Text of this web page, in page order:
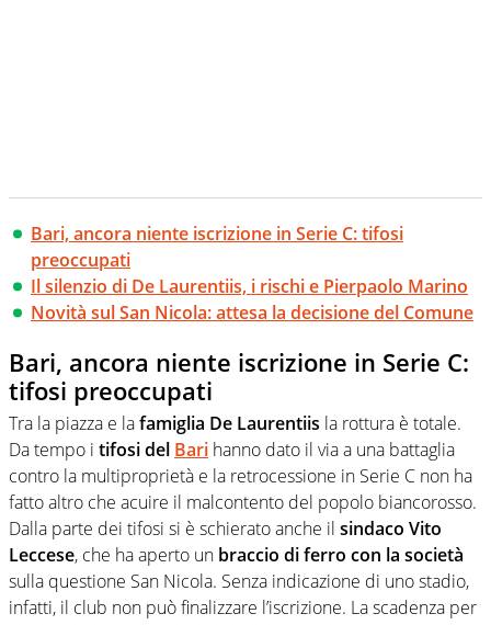
Bari, ancora niente iscrizione in Serie C: tifosi
preoccupati
Il silenzio di De Laurentiis, i rischi e Pierpaolo Marino
Novità sul San Nicola: attesa la decisione del Comune
Bari, ancora niente iscrizione in Serie C:
tifosi preoccupati
Tra la piazza e lafamiglia De Laurentiis la rottura è totale.
Da tempo i tifosi del Bari hanno dato il via a una battaglia
contro la multiproprietà e la retrocessione in Serie C non ha
fatto altro che acuire il malcontento del popolo biancorosso.
Dalla parte dei tifosi si è schierato anche il sindaco Vito
Leccese, che ha aperto un braccio di ferro con la società
sulla questione San Nicola. Senza indicazione di uno stadio,
infatti, il club non può finalizzare l’iscrizione. La scadenza per